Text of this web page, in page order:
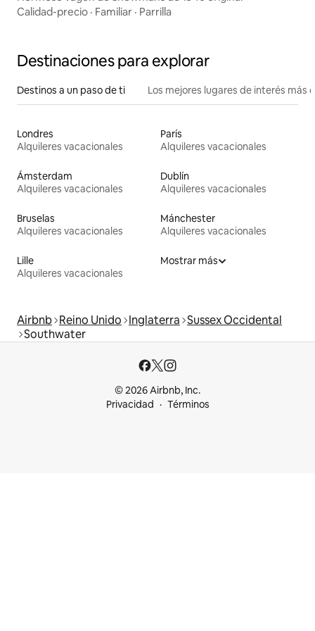
Calidad-precio · Familiar · Parrilla
Destinaciones para explorar
Destinos a un paso de ti Los mejores lugares de interés más
Londres
Alquileres vacacionales
París
Alquileres vacacionales
Ámsterdam
Alquileres vacacionales
Dublín
Alquileres vacacionales
Bruselas
Alquileres vacacionales
Mánchester
Alquileres vacacionales
Lille
Alquileres vacacionales
Mostrar más
Airbnb Reino Unido Inglaterra Sussex Occidental
Southwater
© 2026 Airbnb, Inc.
Privacidad
Términos